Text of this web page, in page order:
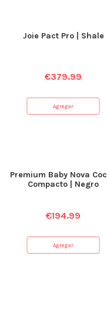
Joie Pact Pro | Shale
€379.99
Agregar
Premium Baby Nova
Compacto | Negro
€194.99
Agregar